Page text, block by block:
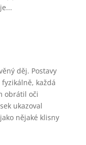
děj. Postavy
každá
obrátil oči
ukazoval
nějaké klisny